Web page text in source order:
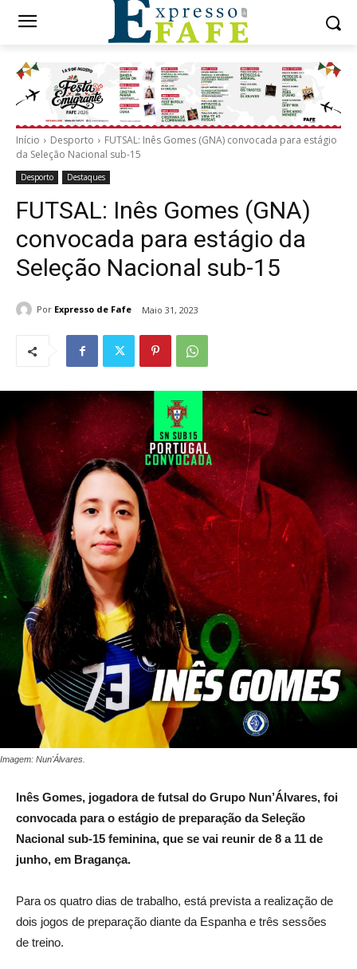
Início Desporto
FUTSAL: Inês Gomes (GNA) convocada para estágio
da Seleção Nacional sub-15
Desporto Destaques
FUTSAL: Inês Gomes (GNA)
convocada para estágio da
Seleção Nacional sub-15
Por Expresso de Fafe Maio 31, 2023
Imagem: Nun'Álvares.
Inês Gomes, jogadora de futsal do Grupo Nun’Álvares, foi
convocada para o estágio de preparação da Seleção
Nacional sub-15 feminina, que se vai reunir de 8 a 11 de
junho, em Bragança.
Para os quatro dias de trabalho, está prevista a realização de
dois jogos de preparação diante da Espanha e três sessões
de treino.